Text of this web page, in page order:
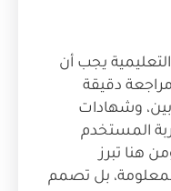
التعليمية يجب أن
دقيقة
وشهادات
المستخدم
هنا تبرز
بل تصمم